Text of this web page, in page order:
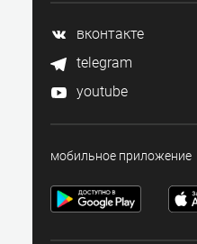
вконтакте
telegram
youtube
мобильное приложение